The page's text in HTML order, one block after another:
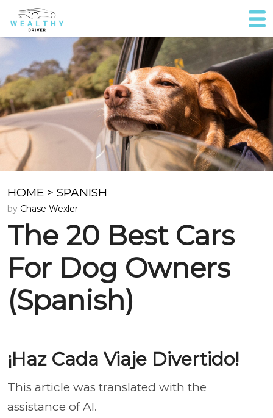
HOME > SPANISH
by Chase Wexler
The 20 Best Cars
For Dog Owners
(Spanish)
¡Haz Cada Viaje Divertido!
This article was translated with the
assistance of AI.